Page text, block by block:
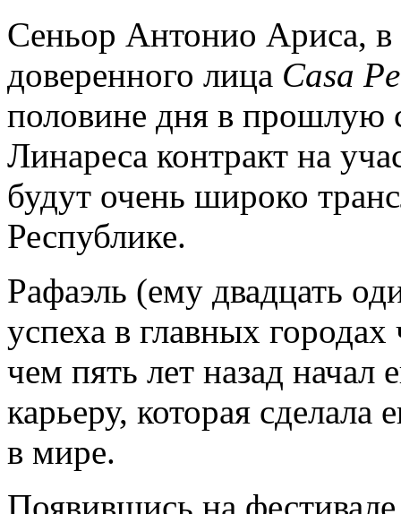
Сеньор Антонио Ариса, в
доверенного лица Casa
половине дня в прошлую
Линареса контракт на
будут очень широко
Республике.
Рафаэль (ему двадцать
успеха в главных
чем пять лет назад начал
карьеру, которая
в мире.
Появившись на